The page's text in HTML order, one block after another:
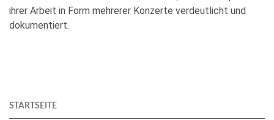
ihrer Arbeit in Form mehrerer Konzerte verdeutlicht und
dokumentiert.
STARTSEITE